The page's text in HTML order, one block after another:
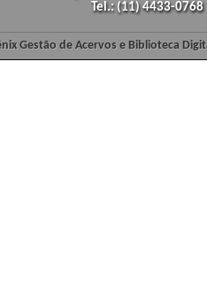
Tel.: (11) 4433-
Gestão de Acervos e Biblioteca